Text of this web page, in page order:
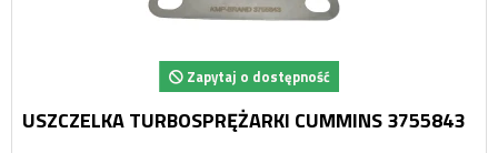
Zapytaj o dostępność
USZCZELKA TURBOSPRĘŻARKI CUMMINS 3755843